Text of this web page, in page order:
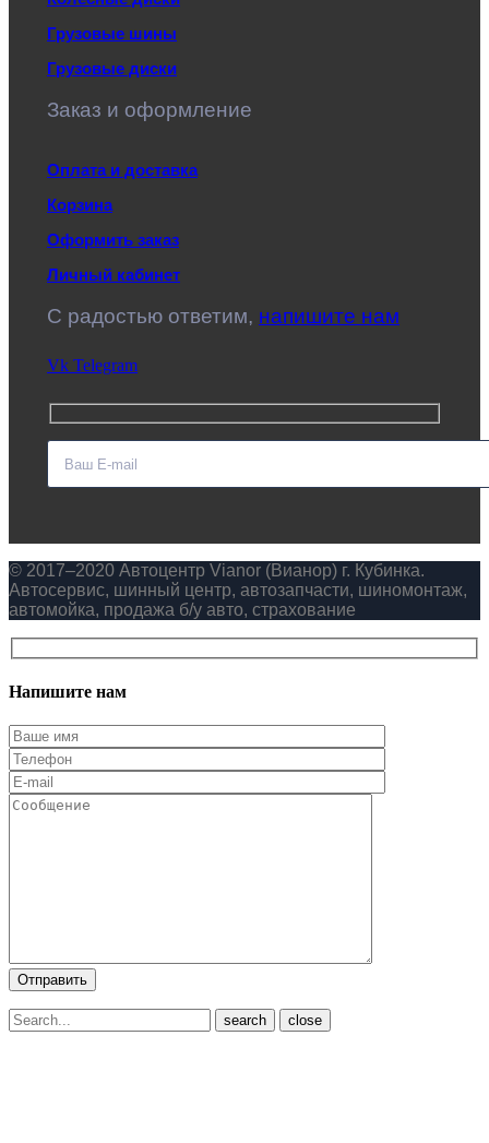
Грузовые шины
Грузовые диски
Заказ и оформление
Оплата и доставка
Корзина
Оформить заказ
Личный кабинет
C радостью ответим, напишите нам
Vk Telegram
© 2017–2020 Автоцентр Vianor (Вианор) г. Кубинка.
Автосервис, шинный центр, автозапчасти, шиномонтаж,
автомойка, продажа б/у авто, страхование
Напишите нам
close